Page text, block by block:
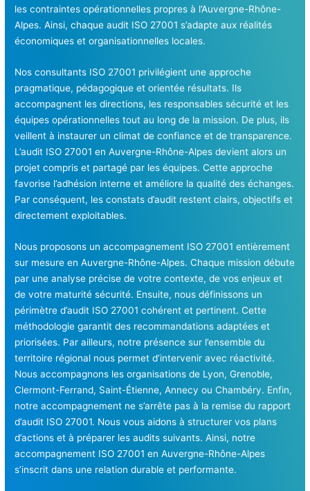
les contraintes opérationnelles propres à l’Auvergne-Rhône-
Alpes. Ainsi, chaque audit ISO 27001 s’adapte aux réalités
économiques et organisationnelles locales.
Nos consultants ISO 27001 privilégient une approche
pragmatique, pédagogique et orientée résultats. Ils
accompagnent les directions, les responsables sécurité et les
équipes opérationnelles tout au long de la mission. De plus, ils
veillent à instaurer un climat de confiance et de transparence.
L’audit ISO 27001 en Auvergne-Rhône-Alpes devient alors un
projet compris et partagé par les équipes. Cette approche
favorise l’adhésion interne et améliore la qualité des échanges.
Par conséquent, les constats d’audit restent clairs, objectifs et
directement exploitables.
Nous proposons un accompagnement ISO 27001 entièrement
sur mesure en Auvergne-Rhône-Alpes. Chaque mission débute
par une analyse précise de votre contexte, de vos enjeux et
de votre maturité sécurité. Ensuite, nous définissons un
périmètre d’audit ISO 27001 cohérent et pertinent. Cette
méthodologie garantit des recommandations adaptées et
priorisées. Par ailleurs, notre présence sur l’ensemble du
territoire régional nous permet d’intervenir avec réactivité.
Nous accompagnons les organisations de Lyon, Grenoble,
Clermont-Ferrand, Saint-Étienne, Annecy ou Chambéry. Enfin,
notre accompagnement ne s’arrête pas à la remise du rapport
d’audit ISO 27001. Nous vous aidons à structurer vos plans
d’actions et à préparer les audits suivants. Ainsi, notre
accompagnement ISO 27001 en Auvergne-Rhône-Alpes
s’inscrit dans une relation durable et performante.